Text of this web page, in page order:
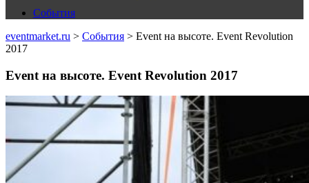
События
eventmarket.ru > События > Event на высоте. Event Revolution
2017
Event на высоте. Event Revolution 2017